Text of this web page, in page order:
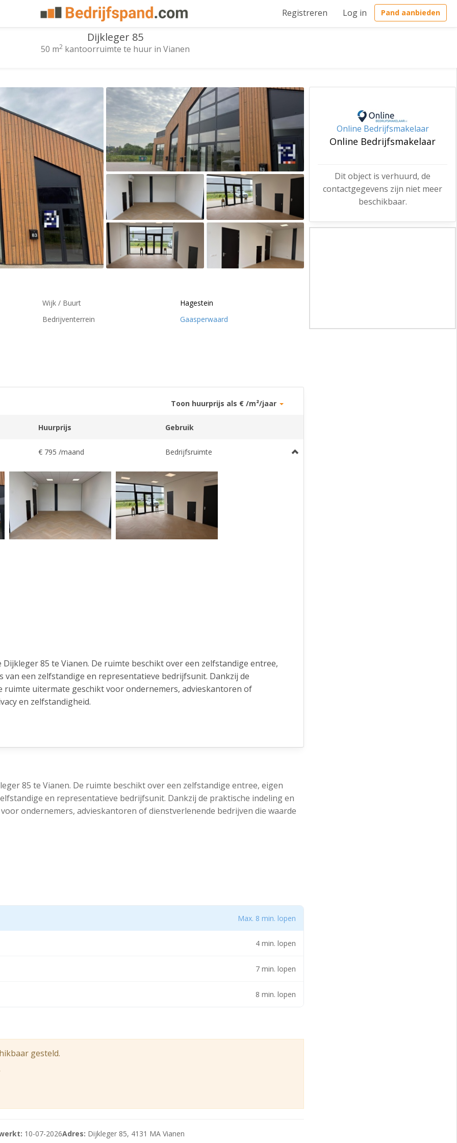
Registreren Log in Pand aanbieden
Dijkleger 85
50 m2 kantoorruimte te huur in Vianen
Wijk / Buurt
Hagestein
Bedrijventerrein
Gaasperwaard
Toon huurprijs als € /m²/jaar
Huurprijs Gebruik
€ 795 /maand Bedrijfsruimte
85 te Vianen. De ruimte beschikt over een zelfstandige entree,
een zelfstandige en representatieve bedrijfsunit. Dankzij de
uitermate geschikt voor ondernemers, advieskantoren of
en zelfstandigheid.
is in de directe omgeving aanvullende openbare
Gaasperwaard in Vianen. Dit moderne bedrijventerrein kenmerkt zich
“bedrijventerrein” bestemming waardoor er bedrijven tot en met
85 te Vianen. De ruimte beschikt over een zelfstandige entree, eigen
en representatieve bedrijfsunit. Dankzij de praktische indeling en
ondernemers, advieskantoren of dienstverlenende bedrijven die waarde
is in de directe omgeving aanvullende openbare parkeergelegenheid
in Vianen. Dit moderne bedrijventerrein kenmerkt zich door een
zijn onder andere Utrecht, Nieuwegein, Gorinchem en de omliggende
omgeving bevinden zich bushaltes met verbindingen richting onder andere
bestemming waardoor er bedrijven tot en met
naar het actuele bestemmingsplan bij de gemeente. Aan deze omschrijving
Max. 8 min. lopen
4 min. lopen
7 min. lopen
8 min. lopen
gesteld.
10-07-2026Adres: Dijkleger 85, 4131 MA Vianen
Online Bedrijfsmakelaar
Online Bedrijfsmakelaar
Dit object is verhuurd, de
contactgegevens zijn niet meer
beschikbaar.